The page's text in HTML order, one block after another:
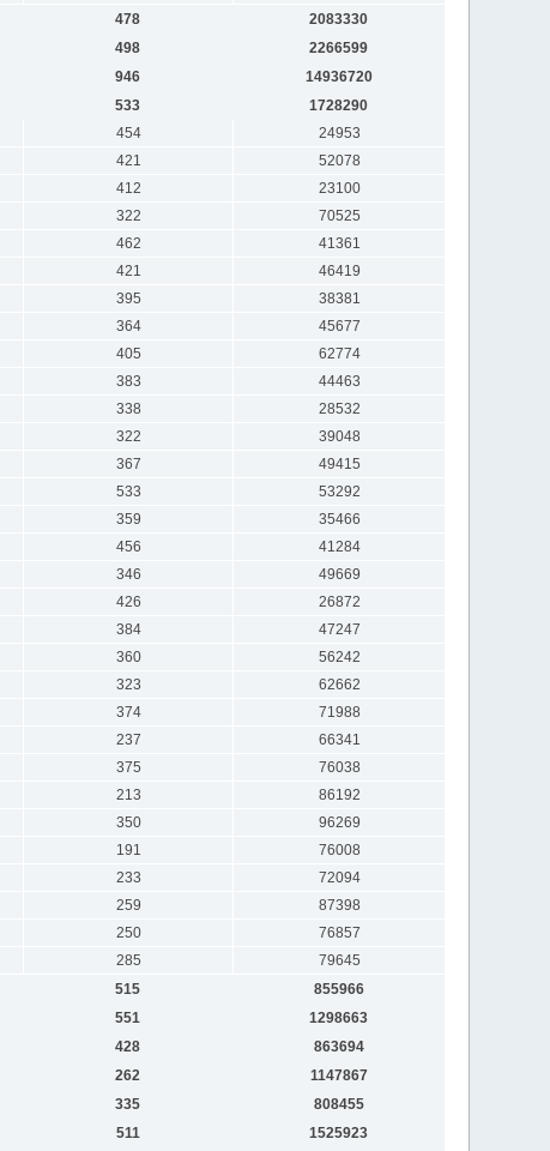
478
2083330
498
2266599
946
14936720
533
1728290
454
24953
421
52078
412
23100
322
70525
462
41361
421
46419
395
38381
364
45677
405
62774
383
44463
338
28532
322
39048
367
49415
533
53292
359
35466
456
41284
346
49669
426
26872
384
47247
360
56242
323
62662
374
71988
237
66341
375
76038
213
86192
350
96269
191
76008
233
72094
259
87398
250
76857
285
79645
515
855966
551
1298663
428
863694
262
1147867
335
808455
511 1525923